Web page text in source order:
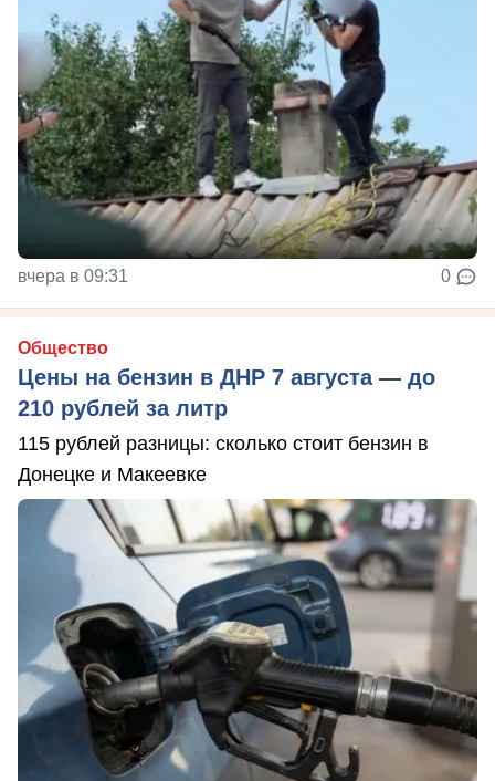
вчера в 09:31 0
Общество
Цены на бензин в ДНР 7 августа — до
210 рублей за литр
115 рублей разницы: сколько стоит бензин в
Донецке и Макеевке